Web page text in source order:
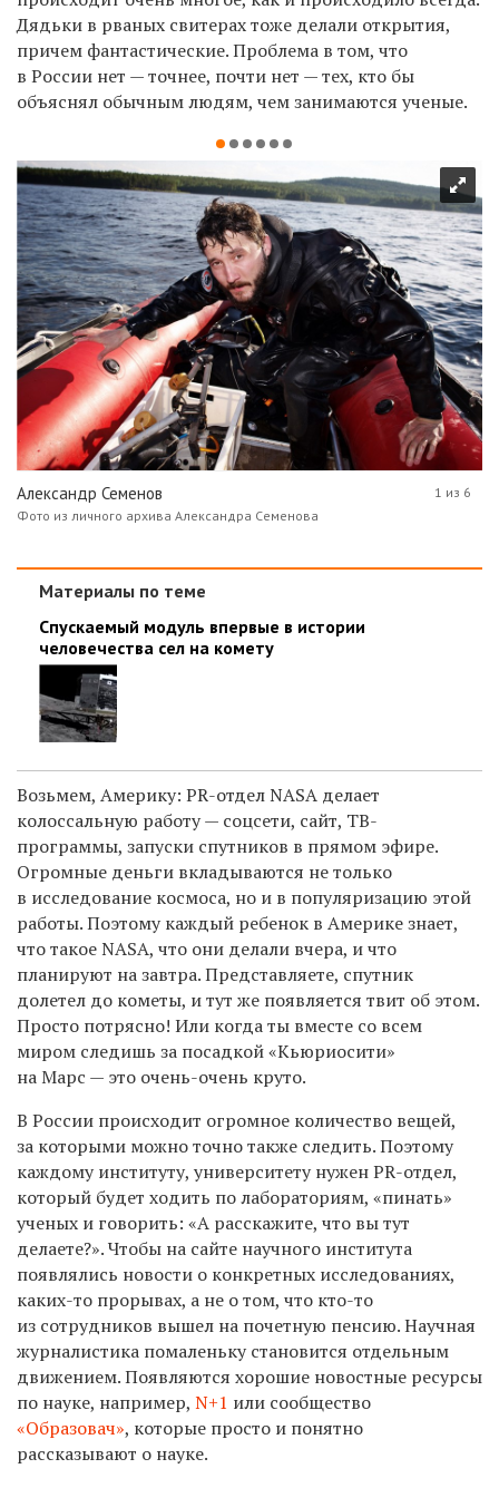
Дядьки в рваных свитерах тоже делали открытия,
причем фантастические. Проблема в том, что
в России нет — точнее, почти нет — тех, кто бы
объяснял обычным людям, чем занимаются ученые.
Александр Семенов
Фото из личного архива Александра Семенова
1 из 6
Материалы по теме
Спускаемый модуль впервые в истории
человечества сел на комету
Возьмем, Америку: PR-отдел NASA делает
колоссальную работу — соцсети, сайт, ТВ-
программы, запуски спутников в прямом эфире.
Огромные деньги вкладываются не только
в исследование космоса, но и в популяризацию этой
работы. Поэтому каждый ребенок в Америке знает,
что такое NASA, что они делали вчера, и что
планируют на завтра. Представляете, спутник
долетел до кометы, и тут же появляется твит об этом.
Просто потрясно! Или когда ты вместе со всем
миром следишь за посадкой «Кьюриосити»
на Марс — это очень-очень круто.
В России происходит огромное количество вещей,
за которыми можно точно также следить. Поэтому
каждому институту, университету нужен PR-отдел,
который будет ходить по лабораториям, «пинать»
ученых и говорить: «А расскажите, что вы тут
делаете?». Чтобы на сайте научного института
появлялись новости о конкретных исследованиях,
каких-то прорывах, а не о том, что кто-то
из сотрудников вышел на почетную пенсию. Научная
журналистика помаленьку становится отдельным
движением. Появляются хорошие новостные ресурсы
по науке, например, N+1 или сообщество
«Образовач», которые просто и понятно
рассказывают о науке.